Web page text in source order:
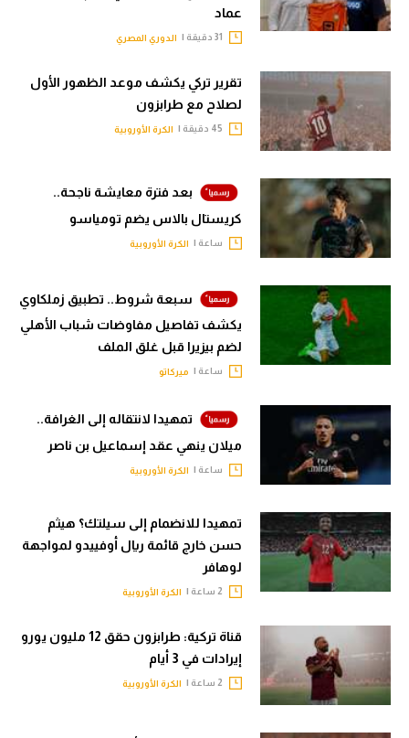
عماد
الدوري المصري
تقرير تركي يكشف موعد الظهور الأول
لصلاح مع طرابزون
الكرة الأوروبية
بعد فترة معايشة ناجحة..
كريستال بالاس يضم تومياسو
ساعة | الكرة الأوروبية
سبعة شروط.. تطبيق زملكاوي
يكشف تفاصيل مفاوضات شباب الأهلي
لضم بيزيرا قبل غلق الملف
ساعة | ميركاتو
تمهيدا لانتقاله إلى الغرافة..
ميلان ينهي عقد إسماعيل بن ناصر
ساعة | الكرة الأوروبية
تمهيدا للانضمام إلى سيلتك؟ هيثم
حسن خارج قائمة ريال أوفييدو لمواجهة
لوهافر
الكرة الأوروبية
قناة تركية: طرابزون حقق 12 مليون يورو
إيرادات في 3 أيام
الكرة الأوروبية